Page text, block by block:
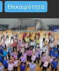
Επικαιρότητα